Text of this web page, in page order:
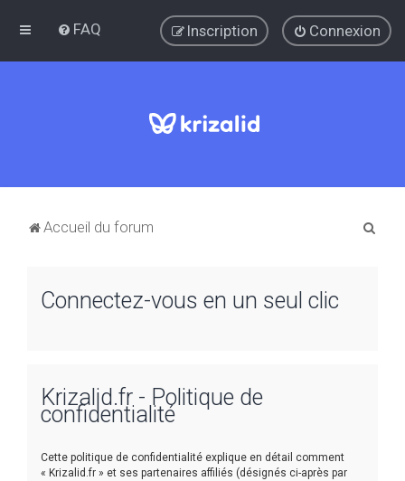
FAQ Connexion
Inscription
Accueil du forum
Connectez-vous en un seul clic
Krizalid.fr - Politique de
confidentialité
Cette politique de confidentialité explique en détail comment
« Krizalid.fr » et ses partenaires affiliés (désignés ci-après par